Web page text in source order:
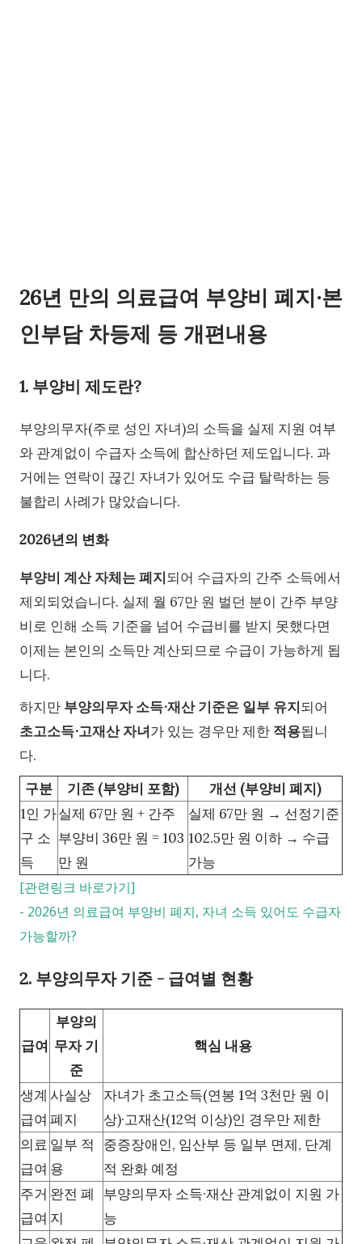
26년 만의 의료급여 부양비 폐지∙본
인부담 차등제 등 개편내용
1. 부양비 제도란?
부양의무자(주로 성인 자녀)의 소득을 실제 지원 여부
와 관계없이 수급자 소득에 합산하던 제도입니다. 과
거에는 연락이 끊긴 자녀가 있어도 수급 탈락하는 등
불합리 사례가 많았습니다.
2026년의 변화
부양비 계산 자체는 폐지되어 수급자의 간주 소득에서
제외되었습니다. 실제 월 67만 원 벌던 분이 간주 부양
비로 인해 소득 기준을 넘어 수급비를 받지 못했다면
이제는 본인의 소득만 계산되므로 수급이 가능하게 됩
니다.
하지만 부양의무자 소득∙재산 기준은 일부 유지되어
초고소득∙고재산 자녀가 있는 경우만 제한 적용됩니
다.
구분
기존 (부양비 포함)
개선 (부양비 폐지)
1인 가
구 소
득
실제 67만 원 + 간주
부양비 36만 원 = 103
만 원
실제 67만 원 → 선정기준
102.5만 원 이하 → 수급
가능
[관련링크 바로가기]
- 2026년 의료급여 부양비 폐지, 자녀 소득 있어도 수급자
가능할까?
2. 부양의무자 기준 - 급여별 현황
급여
부양의
무자 기
준
핵심 내용
생계
급여
사실상
폐지
자녀가 초고소득(연봉 1억 3천만 원 이
상)·고재산(12억 이상)인 경우만 제한
의료
급여
일부 적
용
중증장애인, 임산부 등 일부 면제, 단계
적 완화 예정
주거
급여
완전 폐
지
부양의무자 소득·재산 관계없이 지원 가
능